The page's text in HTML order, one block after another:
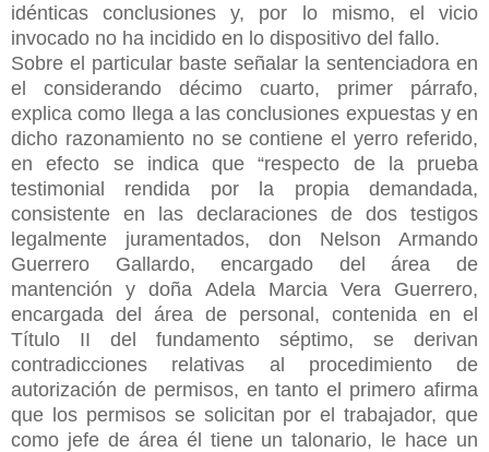
idénticasconclusiones y, por lo mismo, el vicio
invocado no ha incidido en lo dispositivo del fallo.
Sobre el particular baste señalar la sentenciadora en
el considerando décimo cuarto, primer párrafo,
explica como llega a las conclusiones expuestas y en
dicho razonamiento no se contiene el yerro referido,
en efecto se indica que “respecto de la prueba
testimonial rendida por la propia demandada,
consistente en las declaraciones de dos testigos
legalmente juramentados, don Nelson Armando
Guerrero Gallardo, encargado del área de
mantención y doña Adela Marcia Vera Guerrero,
encargada del área de personal, contenida en el
Título II del fundamento séptimo, se derivan
contradicciones relativas al procedimiento de
autorización de permisos, en tanto el primero afirma
que los permisos se solicitan por el trabajador, que
como jefe de área él tiene un talonario, le hace un